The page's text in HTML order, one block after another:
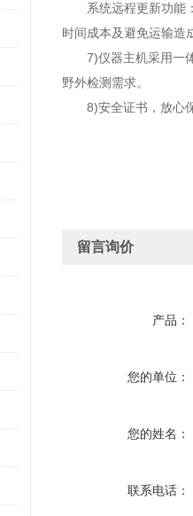
系统远程更新功能：
时间成本及避免运输造
7)仪器主机采用一体
野外检测需求。
8)安全证书，放心保
留言询价
产品：
您的单位：
您的姓名：
联系电话：